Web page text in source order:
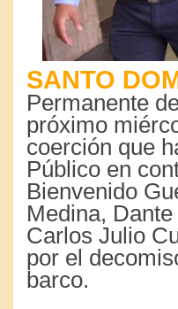
SANTO
Permanente
próximo
coerción que
Público en
Bienvenido
Medina,
Carlos Julio
por el
barco.